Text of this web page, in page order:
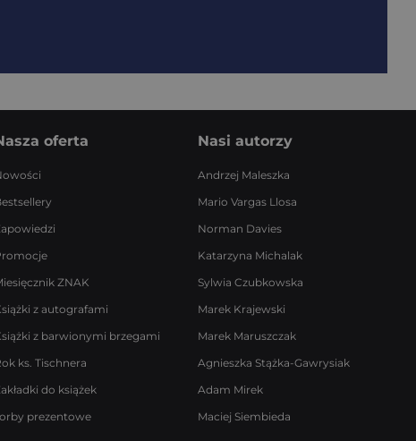
oferta
ZNAK
z autografami
z barwionymi brzegami
ks. Tischnera
do książek
prezentowe
Nasi autorzy
Andrzej Maleszka
Mario Vargas Llosa
Norman Davies
Katarzyna Michalak
Sylwia Czubkowska
Marek Krajewski
Marek Maruszczak
Agnieszka Stążka-Gawrysiak
Adam Mirek
Maciej Siembieda